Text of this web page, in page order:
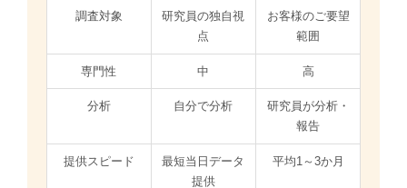
調査対象
研究員の独自視
点
お客様のご要望
範囲
専門性 中 高
分析 自分で分析
研究員が分析・
報告
提供スピード
最短当日データ
提供
平均1～3か月